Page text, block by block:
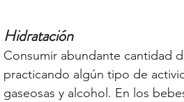
Hidratación
Consumir abundante cantidad
practicando algún tipo de
gaseosas y alcohol. En los